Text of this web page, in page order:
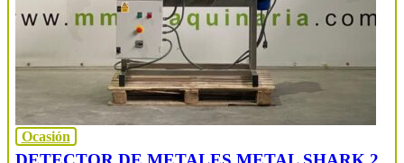
Ocasión